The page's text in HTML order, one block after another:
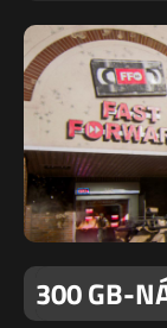
300 GB-